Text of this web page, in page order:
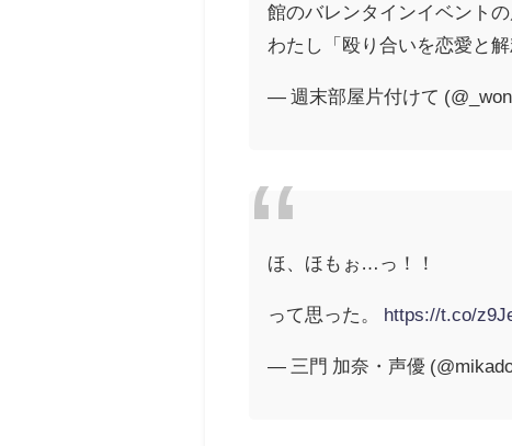
館のバレンタインイベント
わたし「殴り合いを恋愛と
— 週末部屋片付けて
ほ、ほもぉ…っ！！
って思った。 https://t.co/
— 三門 加奈・声優